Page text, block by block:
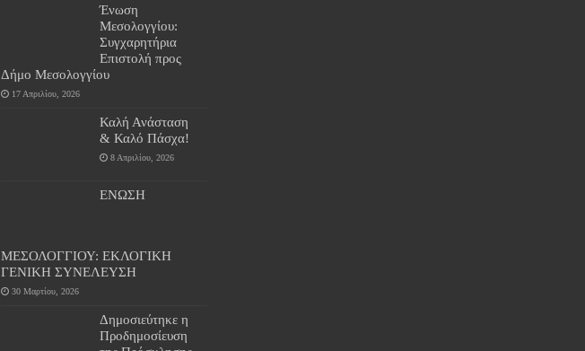
Ένωση
Μεσολογγίου:
Συγχαρητήρια
Επιστολή προς
Δήμο Μεσολογγίου
17 Απριλίου, 2026
Καλή Ανάσταση
& Καλό Πάσχα!
8 Απριλίου, 2026
ΕΝΩΣΗ
ΜΕΣΟΛΟΓΓΙΟΥ: ΕΚΛΟΓΙΚΗ
ΓΕΝΙΚΗ ΣΥΝΕΛΕΥΣΗ
30 Μαρτίου, 2026
Δημοσιεύτηκε η
Προδημοσίευση